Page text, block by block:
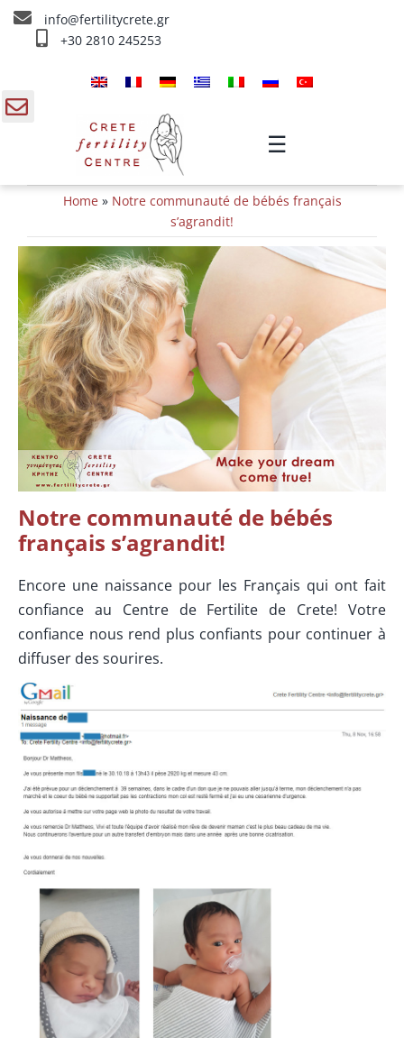
Skip
info@fertilitycrete.gr
+30 2810 245253
☰
À propos de nous
Fecondation traitements
Rajeunissement et Fertilité
IV traitements
Info
Contact
Home» Notre communauté de bébés français
s’agrandit!
Notre communauté de bébés
français s’agrandit!
Encore une naissance pour les Français qui ont fait
confiance au Centre de Fertilite de Crete! Votre
confiance nous rend plus confiants pour continuer à
diffuser des sourires.